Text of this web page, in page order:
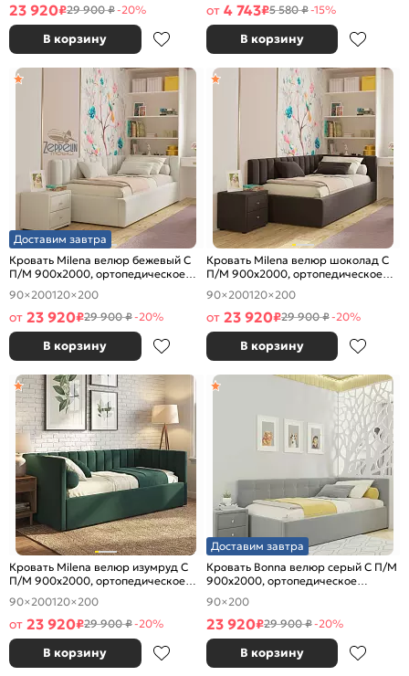
23 920₽29 900 ₽-20%
В корзину
от 4 743₽5 580 ₽-15%
В корзину
Доставим завтра
Кровать Milena велюр бежевый С
П/М 900x2000, ортопедическое
основание, изголовье мягкое
90×200120×200
от 23 920₽29 900 ₽-20%
В корзину
Кровать Milena велюр шоколад С
П/М 900x2000, ортопедическое
основание, изголовье мягкое
90×200120×200
от 23 920₽29 900 ₽-20%
В корзину
Кровать Milena велюр изумруд С
П/М 900x2000, ортопедическое
основание, изголовье мягкое
90×200120×200
от 23 920₽29 900 ₽-20%
В корзину
Доставим завтра
Кровать Bonna велюр серый С П/М
900x2000, ортопедическое
основание, изголовье мягкое
90×200
23 920₽29 900 ₽-20%
В корзину